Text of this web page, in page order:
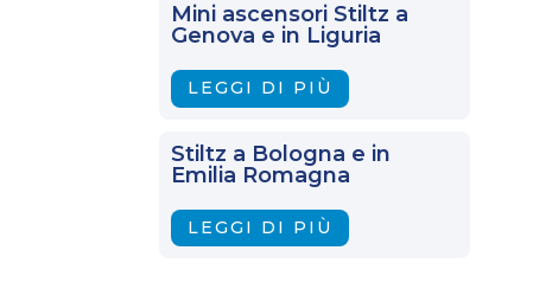
Mini ascensori Stiltz a
Genova e in Liguria
LEGGI DI PIÙ
Stiltz a Bologna e in
Emilia Romagna
LEGGI DI PIÙ